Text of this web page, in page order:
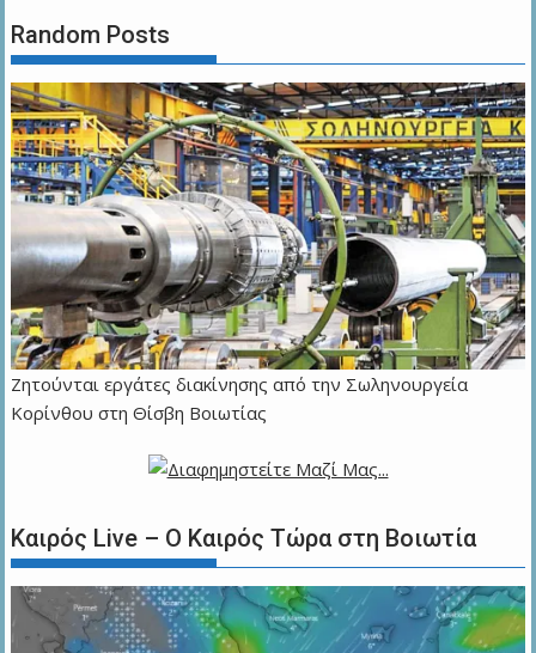
Random Posts
Ζητούνται εργάτες διακίνησης από την Σωληνουργεία
Κορίνθου στη Θίσβη Βοιωτίας
Καιρός Live – Ο Καιρός Τώρα στη Βοιωτία